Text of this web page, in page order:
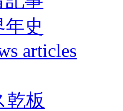
史
articles
乾板